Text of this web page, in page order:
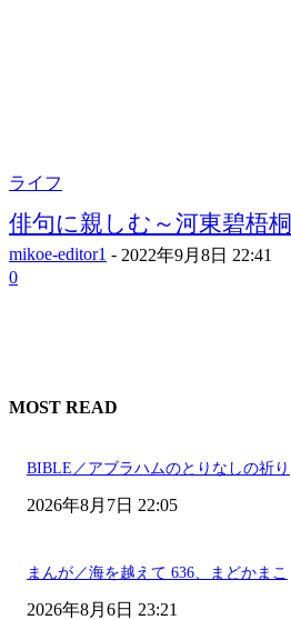
ライフ
俳句に親しむ～河東碧梧桐
mikoe-editor1 - 2022年9月8日 22:41
0
MOST READ
BIBLE／アブラハムのとりなしの祈り
2026年8月7日 22:05
まんが／海を越えて 636、まどかまこ
2026年8月6日 23:21